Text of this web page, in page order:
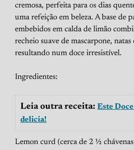
cremosa, perfeita para os dias
uma refeição em beleza. A base de
embebidos em calda de limão
recheio suave de mascarpone,
resultando num doce irresistível.
Ingredientes:
Leia outra receita: Este
delicia!
Lemon curd (cerca de 2 ½